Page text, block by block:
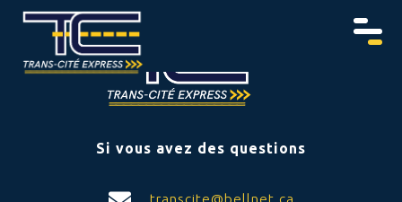
Si vous avez des questions
transcite@bellnet.ca